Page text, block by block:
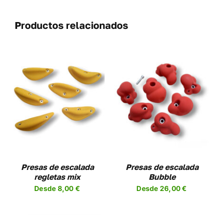
Productos relacionados
Presas de escalada
regletas mix
Desde 8,00 €
SELECCIONAR
OPCIONES
PRODUCTO
TIENE
OPCIONES
SE
PUEDEN
ELEGIR
DETALLES
Presas de escalada
Bubble
Desde 26,00€